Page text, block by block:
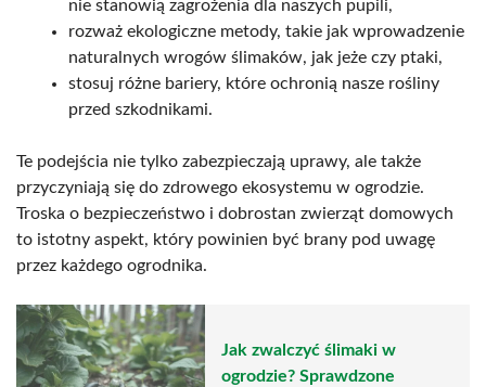
nie stanowią zagrożenia dla naszych pupili,
rozważ ekologiczne metody, takie jak wprowadzenie
naturalnych wrogów ślimaków, jak jeże czy ptaki,
stosuj różne bariery, które ochronią nasze rośliny
przed szkodnikami.
Te podejścia nie tylko zabezpieczają uprawy, ale także
przyczyniają się do zdrowego ekosystemu w ogrodzie.
Troska o bezpieczeństwo i dobrostan zwierząt domowych
to istotny aspekt, który powinien być brany pod uwagę
przez każdego ogrodnika.
Jak zwalczyć ślimaki w
ogrodzie? Sprawdzone